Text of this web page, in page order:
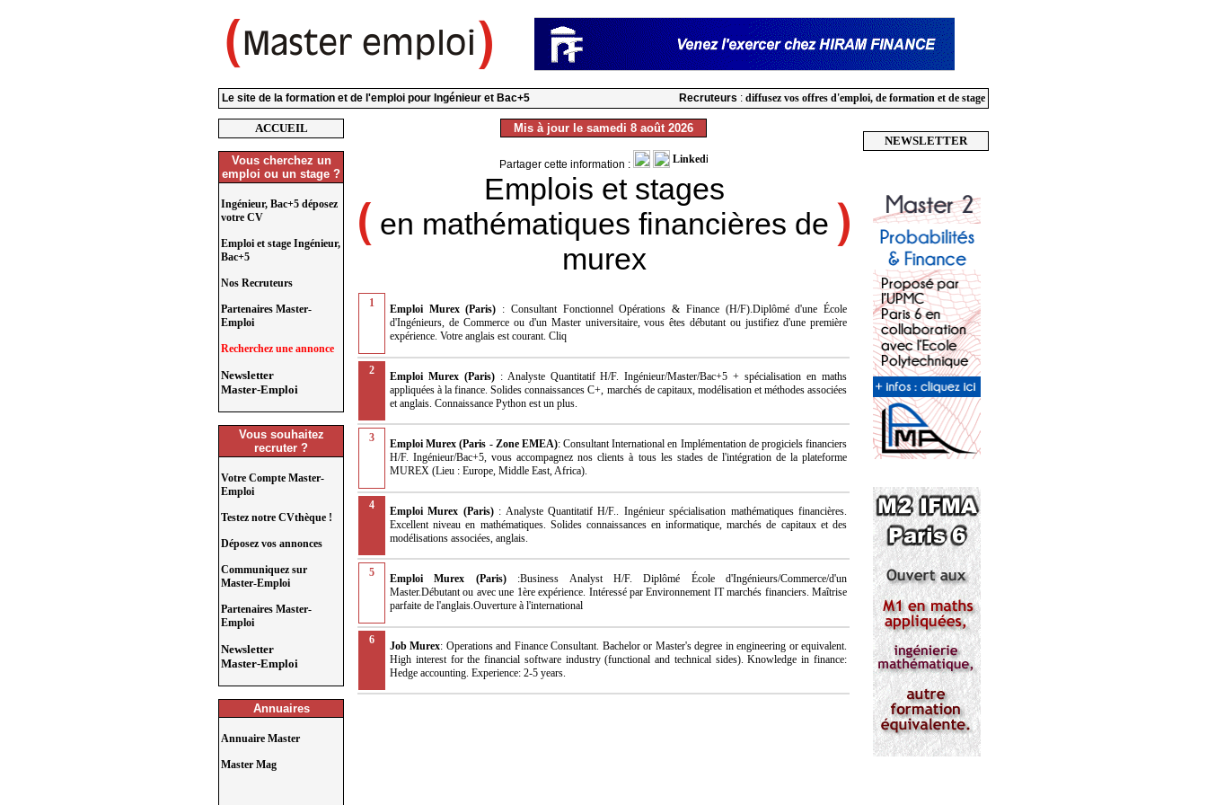
Le site de la formation et de l'emploi pour Ingénieur et Bac+5 Recruteurs : diffusez vos offres d'emploi, de formation et de stage
ACCUEIL
Vous cherchez un
emploi ou un stage ?
Ingénieur, Bac+5 déposez
votre CV
Emploi et stage Ingénieur,
Bac+5
Nos Recruteurs
Partenaires Master-
Emploi
Recherchez une annonce
Newsletter
Master-Emploi
Vous souhaitez
recruter ?
Votre Compte Master-
Emploi
Testez notre CVthèque !
Déposez vos annonces
Communiquez sur
Master-Emploi
Partenaires Master-
Emploi
Newsletter
Master-Emploi
Annuaires
Annuaire Master
Master Mag
Mis à jour le samedi 8 août 2026
Partager cette information :
Emplois et stages
en mathématiques financières de
murex
1 Emploi Murex (Paris) : Consultant Fonctionnel Opérations & Finance (H/F).Diplômé d'une École
d'Ingénieurs, de Commerce ou d'un Master universitaire, vous êtes débutant ou justifiez d'une première
expérience. Votre anglais est courant. Cliq
2 Emploi Murex (Paris) : Analyste Quantitatif H/F. Ingénieur/Master/Bac+5 + spécialisation en maths
appliquées à la finance. Solides connaissances C+, marchés de capitaux, modélisation et méthodes associées
et anglais. Connaissance Python est un plus.
3 Emploi Murex (Paris - Zone EMEA): Consultant International en Implémentation de progiciels financiers
H/F. Ingénieur/Bac+5, vous accompagnez nos clients à tous les stades de l'intégration de la plateforme
MUREX (Lieu : Europe, Middle East, Africa).
4 Emploi Murex (Paris) : Analyste Quantitatif H/F.. Ingénieur spécialisation mathématiques financières.
Excellent niveau en mathématiques. Solides connaissances en informatique, marchés de capitaux et des
modélisations associées, anglais.
5 Emploi Murex (Paris) :Business Analyst H/F. Diplômé École d'Ingénieurs/Commerce/d'un
Master.Débutant ou avec une 1ère expérience. Intéressé par Environnement IT marchés financiers. Maîtrise
parfaite de l'anglais.Ouverture à l'international
6 Job Murex: Operations and Finance Consultant. Bachelor or Master's degree in engineering or equivalent.
High interest for the financial software industry (functional and technical sides). Knowledge in finance:
Hedge accounting. Experience: 2-5 years.
NEWSLETTER